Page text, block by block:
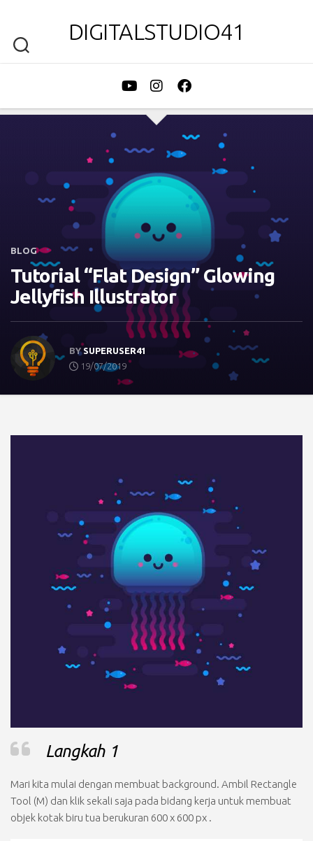
DIGITALSTUDIO41
BLOG
Tutorial “Flat Design” Glowing
Jellyfish Illustrator
BYSUPERUSER41
19/07/2019
Langkah 1
Mari kita mulai dengan membuat background. Ambil Rectangle
Tool (M) dan klik sekali saja pada bidang kerja untuk membuat
objek kotak biru tua berukuran 600 x 600 px .